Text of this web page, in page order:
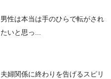
男性は本当は手のひらで転がされ
たいと思っ...
夫婦関係に終わりを告げるスピリ